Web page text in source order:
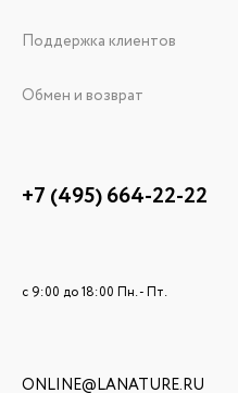
Поддержка клиентов
Обмен и возврат
+7 (495) 664-22-22
c 9:00 до 18:00 Пн. - Пт.
ONLINE@LANATURE.RU